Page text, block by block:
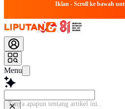
Iklan - Scroll ke bawah
Menu
Tanya apapun tentang artikel